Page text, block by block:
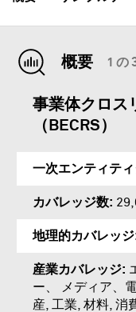
概要 1 の
事業体クロス
（BECRS）
一次エンティテ
カバレッジ数
地理的カバレッジ
産業カバレッジ
ー、 メディア、
産, 工業, 材料, 消